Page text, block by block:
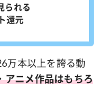
られる
還元
万本以上を誇る動
アニメ作品はもちろ